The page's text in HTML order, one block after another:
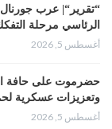
“تقرير“| عرب
الرئاسي مرحلة
أغسطس 5, 2026
حضرموت على حافة
وتعزيزات عسكرية
أغسطس 5, 2026